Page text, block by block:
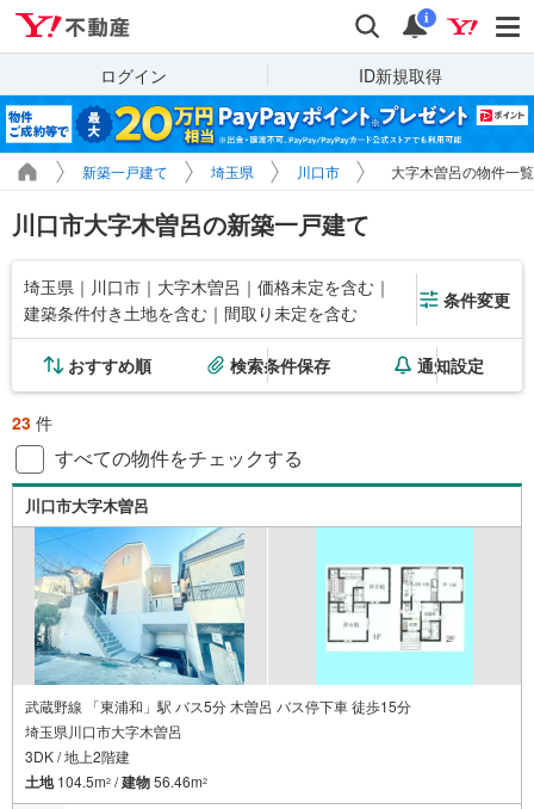
検索 通知
i
ログイン ID新規取得
新築一戸建て 埼玉県 川口市 大字木曽呂の物件一覧
川口市大字木曽呂の新築一戸建て
埼玉県｜川口市｜大字木曽呂｜価格未定を含む｜
建築条件付き土地を含む｜間取り未定を含む
条件変更
おすすめ順 検索条件保存 通知設定
23 件
すべての物件をチェックする
川口市大字木曽呂
武蔵野線 「東浦和」駅 バス5分 木曽呂 バス停下車 徒歩15分
埼玉県川口市大字木曽呂
3DK / 地上2階建
土地104.5m2 /建物56.46m2